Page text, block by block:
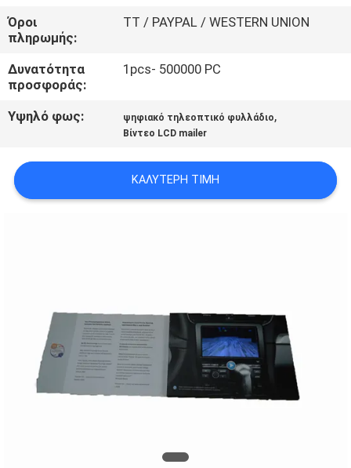
ΈΝΑ
ΑΠΌΣΠΑΣΜΑ
SITEMAP
PRIVACY
POLICY
Όροι
πληρωμής:
TT / PAYPAL / WESTERN UNION
Δυνατότητα
προσφοράς:
1pcs- 500000 PC
Υψηλό φως: ψηφιακό τηλεοπτικό φυλλάδιο,
Βίντεο LCD mailer
ΚΑΛΎΤΕΡΗ ΤΙΜΉ